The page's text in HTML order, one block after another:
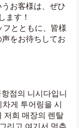
うお客様は、ぜひ
ます！
とともに、皆様
をお待ちしてお
점의 니시다입니
게 투어링을 시
저희 매장의 렌탈
리고 여기서 멈추